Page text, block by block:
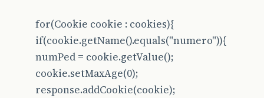
for(Cookie cookie : cookies){
if(cookie.getName().equals("numero")){
numPed = cookie.getValue();
cookie.setMaxAge(0);
response.addCookie(cookie);